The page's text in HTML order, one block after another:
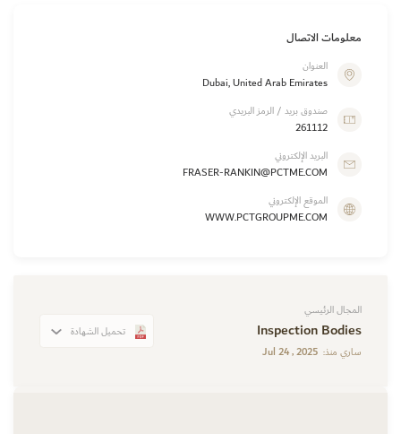
معلومات الاتصال
العنوان
Dubai, United Arab Emirates
صندوق بريد / الرمز البريدي
261112
البريد الإلكتروني
FRASER-RANKIN@PCTME.COM
الموقع الإلكتروني
WWW.PCTGROUPME.COM
المجال الرئيسي
Inspection Bodies
ساري منذ: Jul 24 , 2025
تحميل الشهادة